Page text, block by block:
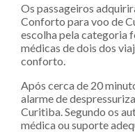
Os passageiros
Conforto para voo de
escolha pela categoria
médicas de dois dos
conforto.
Após cerca de 20
alarme de
Curitiba. Segundo os
médica ou suporte